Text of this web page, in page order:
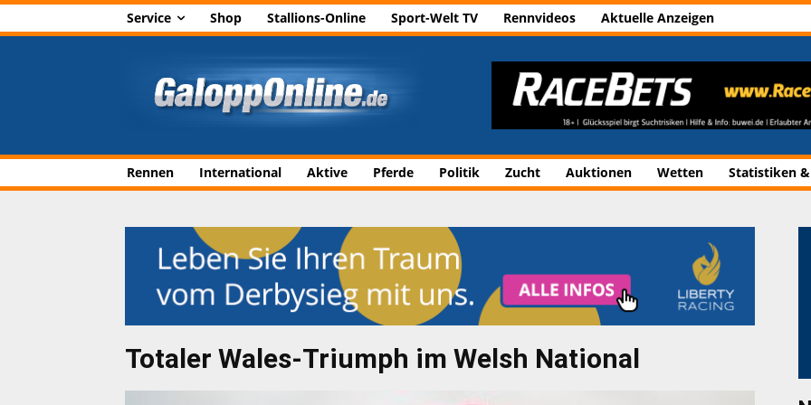
Service Shop Stallions-Online Sport-Welt TV Rennvideos Aktuelle Anzeigen
Rennen International Aktive Pferde Politik Zucht Auktionen Wetten Statistiken
Totaler Wales-Triumph im Welsh National